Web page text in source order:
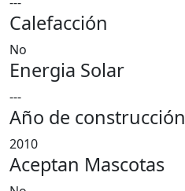
Calefacción
No
Energia Solar
---
Año de construcción
2010
Aceptan Mascotas